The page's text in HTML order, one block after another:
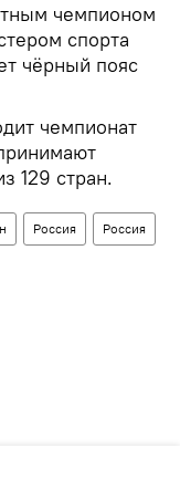
чемпионом
спорта
чёрный пояс
чемпионат
129 стран.
Россия Россия